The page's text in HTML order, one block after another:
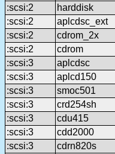
:scsi:2
harddisk
:scsi:2
aplcdsc_ext
:scsi:2
cdrom_2x
:scsi:2
cdrom
:scsi:3
aplcdsc
:scsi:3
aplcd150
:scsi:3
smoc501
:scsi:3
crd254sh
:scsi:3
cdu415
:scsi:3
cdd2000
:scsi:3
cdrn820s